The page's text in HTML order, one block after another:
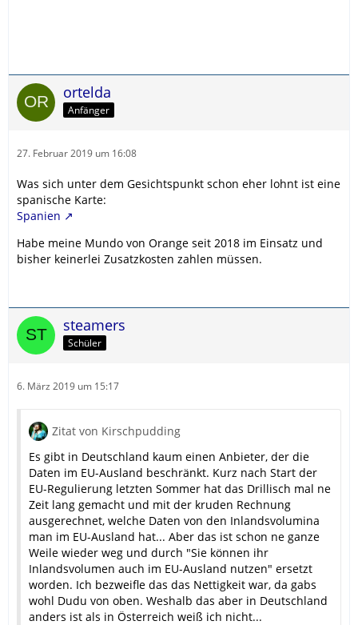
ortelda
Anfänger
27. Februar 2019 um 16:08
Was sich unter dem Gesichtspunkt schon eher lohnt ist eine
spanische Karte:
Spanien
Habe meine Mundo von Orange seit 2018 im Einsatz und
bisher keinerlei Zusatzkosten zahlen müssen.
steamers
Schüler
6. März 2019 um 15:17
Zitat von Kirschpudding
Es gibt in Deutschland kaum einen Anbieter, der die
Daten im EU-Ausland beschränkt. Kurz nach Start der
EU-Regulierung letzten Sommer hat das Drillisch mal ne
Zeit lang gemacht und mit der kruden Rechnung
ausgerechnet, welche Daten von den Inlandsvolumina
man im EU-Ausland hat... Aber das ist schon ne ganze
Weile wieder weg und durch "Sie können ihr
Inlandsvolumen auch im EU-Ausland nutzen" ersetzt
worden. Ich bezweifle das das Nettigkeit war, da gabs
wohl Dudu von oben. Weshalb das aber in Deutschland
anders ist als in Österreich weiß ich nicht...